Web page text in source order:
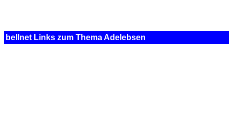
bellnet Links zum Thema Adelebsen